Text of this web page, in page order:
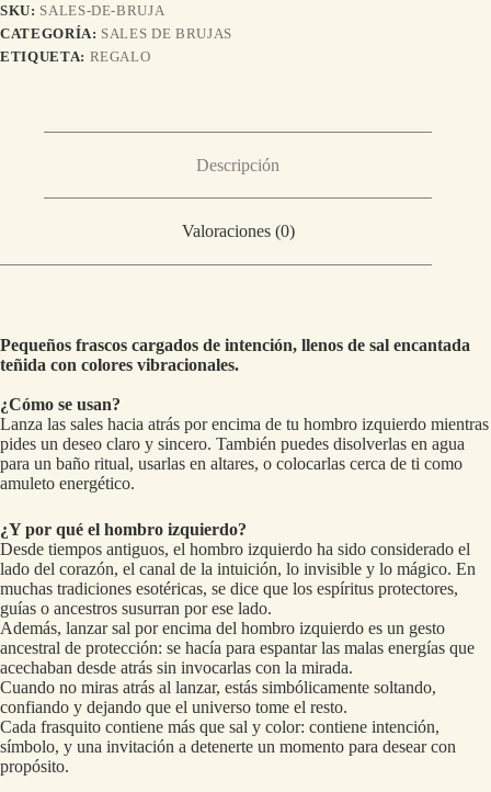
SKU: SALES-DE-BRUJA
CATEGORÍA: SALES DE BRUJAS
ETIQUETA: REGALO
Descripción
Valoraciones (0)
Pequeños frascos cargados de intención, llenos de sal encantada
teñida con colores vibracionales.
¿Cómo se usan?
Lanza las sales hacia atrás por encima de tu hombro izquierdo mientras
pides un deseo claro y sincero. También puedes disolverlas en agua
para un baño ritual, usarlas en altares, o colocarlas cerca de ti como
amuleto energético.
¿Y por qué el hombro izquierdo?
Desde tiempos antiguos, el hombro izquierdo ha sido considerado el
lado del corazón, el canal de la intuición, lo invisible y lo mágico. En
muchas tradiciones esotéricas, se dice que los espíritus protectores,
guías o ancestros susurran por ese lado.
Además, lanzar sal por encima del hombro izquierdo es un gesto
ancestral de protección: se hacía para espantar las malas energías que
acechaban desde atrás sin invocarlas con la mirada.
Cuando no miras atrás al lanzar, estás simbólicamente soltando,
confiando y dejando que el universo tome el resto.
Cada frasquito contiene más que sal y color: contiene intención,
símbolo, y una invitación a detenerte un momento para desear con
propósito.